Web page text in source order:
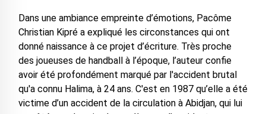
Dans une ambiance empreinte d’émotions, Pacôme
Christian Kipré a expliqué les circonstances qui ont
donné naissance à ce projet d’écriture. Très proche
des joueuses de handball à l’époque, l’auteur confie
avoir été profondément marqué par l'accident brutal
qu'a connu Halima, à 24 ans. C'est en 1987 qu’elle a été
victime d’un accident de la circulation à Abidjan, qui lui